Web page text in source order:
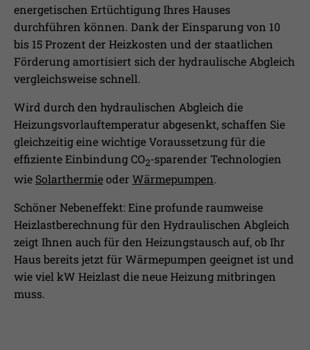
energetischen Ertüchtigung Ihres Hauses
durchführen können. Dank der Einsparung von 10
bis 15 Prozent der Heizkosten und der staatlichen
Förderung amortisiert sich der hydraulische Abgleich
vergleichsweise schnell.
Wird durch den hydraulischen Abgleich die
Heizungsvorlauftemperatur abgesenkt, schaffen Sie
gleichzeitig eine wichtige Voraussetzung für die
effiziente Einbindung CO2-sparender Technologien
wie Solarthermieoder Wärmepumpen.
Schöner Nebeneffekt: Eine profunde raumweise
Heizlastberechnung für den Hydraulischen Abgleich
zeigt Ihnen auch für den Heizungstausch auf, ob Ihr
Haus bereits jetzt für Wärmepumpen geeignet ist und
wie viel kW Heizlast die neue Heizung mitbringen
muss.